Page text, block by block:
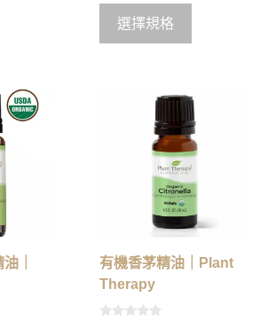
選擇規格
｜
有機香茅精油｜Plant
Therapy